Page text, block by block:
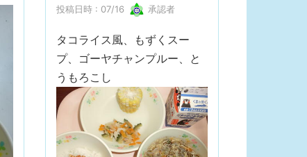
投稿日時 : 07/16 承認者
タコライス風、もずくスー
プ、ゴーヤチャンプルー、と
うもろこし